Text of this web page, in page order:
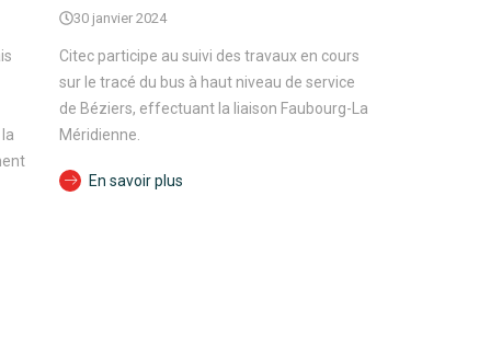
30 janvier 2024
Citec participe au suivi des travaux en cours
sur le tracé du bus à haut niveau de service
de Béziers, effectuant la liaison Faubourg-La
Méridienne.
En savoir plus